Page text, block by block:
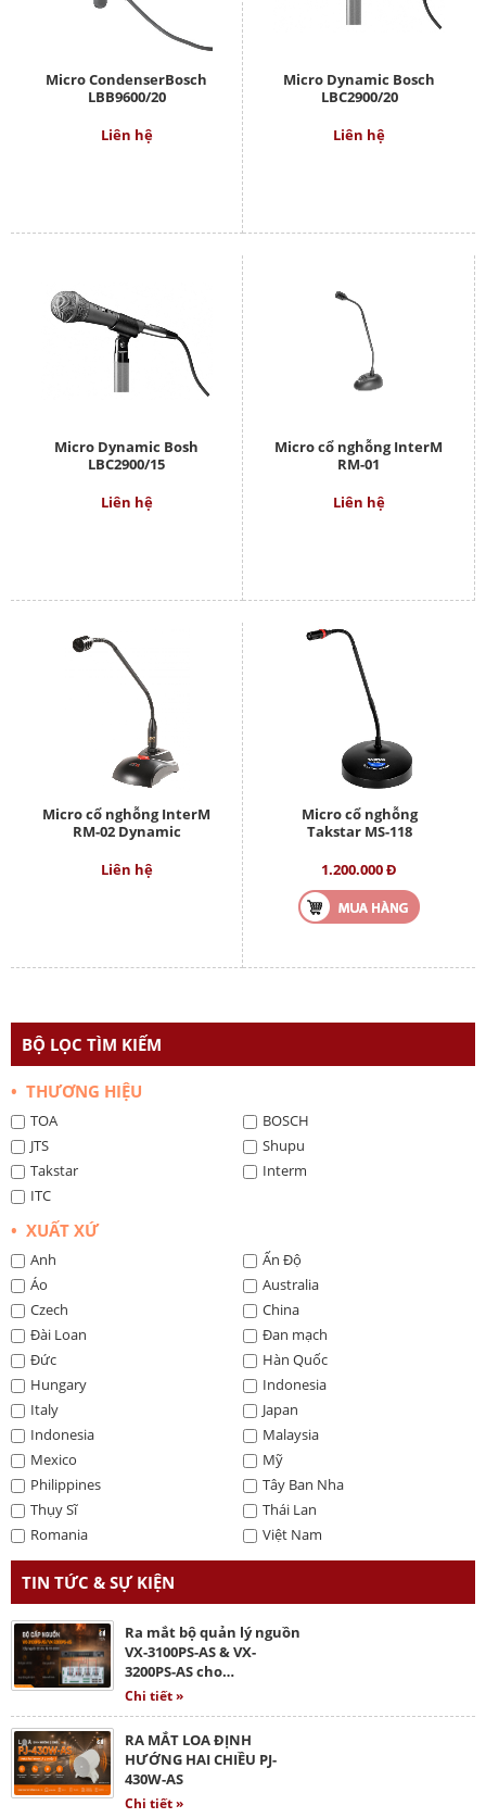
Micro CondenserBosch
LBB9600/20
Liên hệ
Micro Dynamic Bosch
LBC2900/20
Liên hệ
Micro Dynamic Bosh
LBC2900/15
Liên hệ
Micro cổ nghỗng InterM
RM-01
Liên hệ
Micro cổ nghỗng InterM
RM-02 Dynamic
Liên hệ
Micro cổ nghỗng
Takstar MS-118
1.200.000 Đ
BỘ LỌC TÌM KIẾM
• THƯƠNG HIỆU
TOA
BOSCH
JTS
Shupu
Takstar
Interm
ITC
• XUẤT XỨ
Anh
Ấn Độ
Áo
Australia
Czech
China
Đài Loan
Đan mạch
Đức
Hàn Quốc
Hungary
Indonesia
Italy
Japan
Indonesia
Malaysia
Mexico
Mỹ
Philippines
Tây Ban Nha
Thụy Sĩ
Thái Lan
Romania
Việt Nam
TIN TỨC & SỰ KIỆN
Ra mắt bộ quản lý nguồn
VX-3100PS-AS & VX-
3200PS-AS cho…
Chi tiết »
RA MẮT LOA ĐỊNH
HƯỚNG HAI CHIỀU PJ-
430W-AS
Chi tiết »